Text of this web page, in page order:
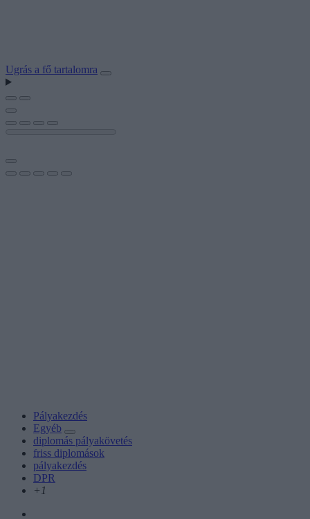
Ugrás a fő tartalomra
Pályakezdés
Egyéb
diplomás pályakövetés
friss diplomások
pályakezdés
DPR
+1